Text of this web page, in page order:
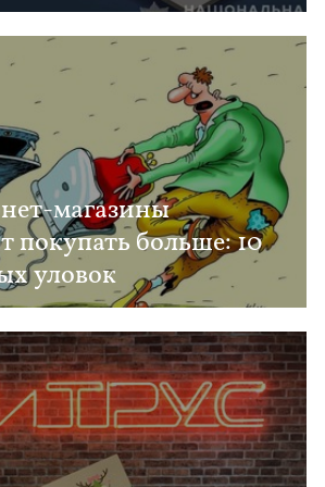
магазины
покупать больше: 10
уловок